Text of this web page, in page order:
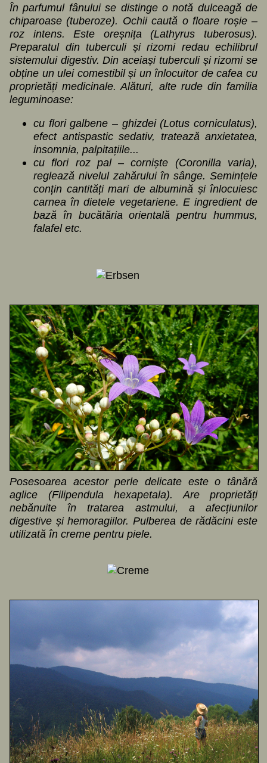
În parfumul fânului se distinge o notă dulceagă de
chiparoase (tuberoze). Ochii caută o floare roșie –
roz intens. Este oreșnița (Lathyrus tuberosus).
Preparatul din tuberculi și rizomi redau echilibrul
sistemului digestiv. Din aceiași tuberculi și rizomi se
obține un ulei comestibil și un înlocuitor de cafea cu
proprietăți medicinale. Alături, alte rude din familia
leguminoase:
cu flori galbene – ghizdei (Lotus corniculatus),
efect antispastic sedativ, tratează anxietatea,
insomnia, palpitațiile...
cu flori roz pal – corniște (Coronilla varia),
reglează nivelul zahărului în sânge. Semințele
conțin cantități mari de albumină și înlocuiesc
carnea în dietele vegetariene. E ingredient de
bază în bucătăria orientală pentru hummus,
falafel etc.
Posesoarea acestor perle delicate este o tânără
aglice (Filipendula hexapetala). Are proprietăți
nebănuite în tratarea astmului, a afecțiunilor
digestive și hemoragiilor. Pulberea de rădăcini este
utilizată în creme pentru piele.